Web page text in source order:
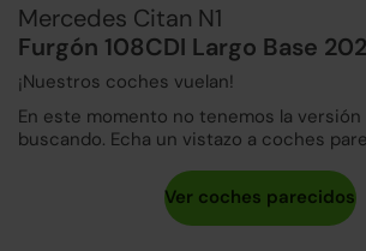
Mercedes Citan N1
Furgón 108CDI Largo Base
¡Nuestros coches vuelan!
En este momento no tenemos la
buscando. Echa un vistazo a coches